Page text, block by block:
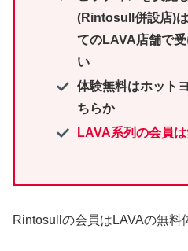
(Rintosull併設店)
てのLAVA店舗で
い
体験無料はホット
ちらか
LAVA系列の会員は
Rintosullの会員はLAVAの無料